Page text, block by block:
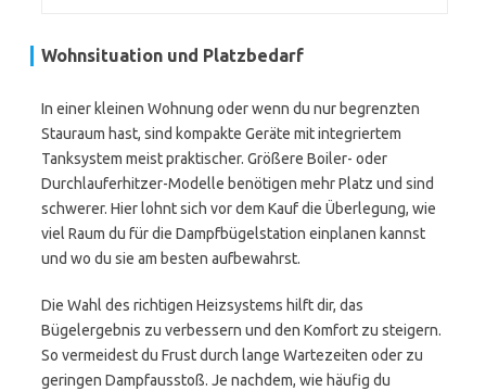
Wohnsituation und Platzbedarf
In einer kleinen Wohnung oder wenn du nur begrenzten
Stauraum hast, sind kompakte Geräte mit integriertem
Tanksystem meist praktischer. Größere Boiler- oder
Durchlauferhitzer-Modelle benötigen mehr Platz und sind
schwerer. Hier lohnt sich vor dem Kauf die Überlegung, wie
viel Raum du für die Dampfbügelstation einplanen kannst
und wo du sie am besten aufbewahrst.
Die Wahl des richtigen Heizsystems hilft dir, das
Bügelergebnis zu verbessern und den Komfort zu steigern.
So vermeidest du Frust durch lange Wartezeiten oder zu
geringen Dampfausstoß. Je nachdem, wie häufig du